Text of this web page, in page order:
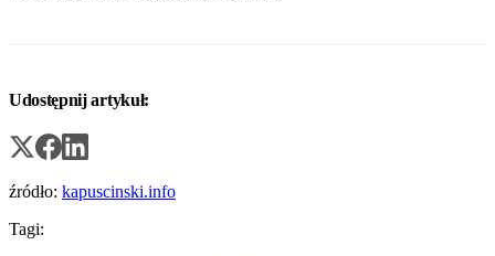
Udostępnij artykuł:
źródło: kapuscinski.info
Tagi: